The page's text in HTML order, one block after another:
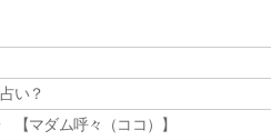
い？
マダム呼々（ココ）】